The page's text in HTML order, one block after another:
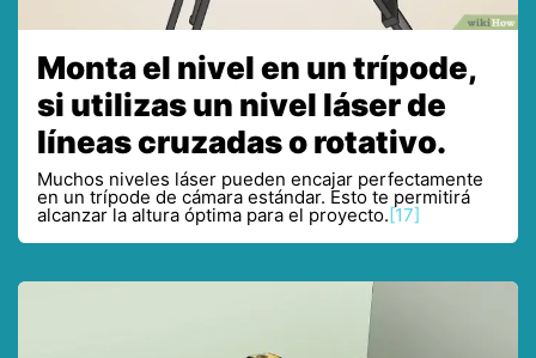
Monta el nivel en un trípode,
si utilizas un nivel láser de
líneas cruzadas o rotativo.
Muchos niveles láser pueden encajar perfectamente
en un trípode de cámara estándar. Esto te permitirá
alcanzar la altura óptima para el proyecto.[17]